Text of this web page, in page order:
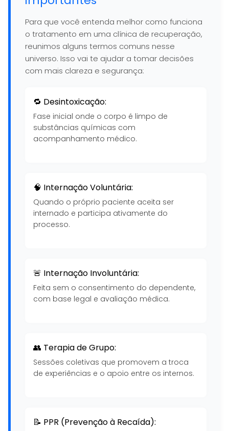
Para que você entenda melhor como funciona
o tratamento em uma clínica de recuperação,
reunimos alguns termos comuns nesse
universo. Isso vai te ajudar a tomar decisões
com mais clareza e segurança:
🔁 Desintoxicação:
Fase inicial onde o corpo é limpo de
substâncias químicas com
acompanhamento médico.
🧠 Internação Voluntária:
Quando o próprio paciente aceita ser
internado e participa ativamente do
processo.
🚨 Internação Involuntária:
Feita sem o consentimento do dependente,
com base legal e avaliação médica.
👥 Terapia de Grupo:
Sessões coletivas que promovem a troca
de experiências e o apoio entre os internos.
📝 PPR (Prevenção à Recaída):